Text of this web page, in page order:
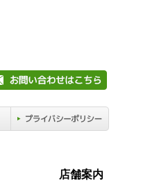
店舗案内